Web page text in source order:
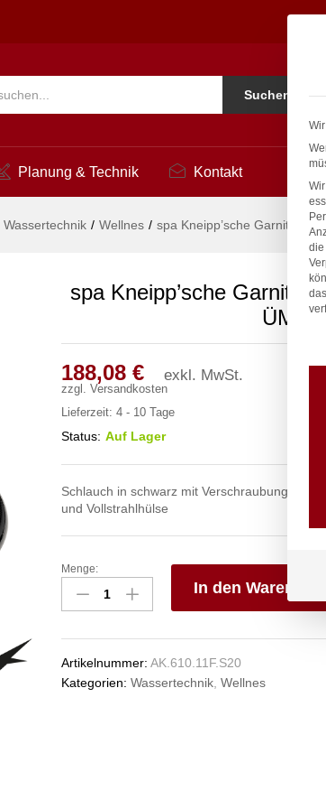
Suchen
Planung & Technik Kontakt
Wassertechnik / Wellnes / spa Kneipp’sche Garnitur 3/
spa Kneipp’sche Garnitur
ÜM
188,08 € exkl. MwSt.
zzgl. Versandkosten
Lieferzeit: 4 - 10 Tage
Status: Auf Lager
Schlauch in schwarz mit Verschraubungen
und Vollstrahlhülse
spa
Kneipp'sche
Garnitur
27mm
3/4"
Menge:
In den Warenkorb
Artikelnummer: AK.610.11F.S20
Kategorien: Wassertechnik, Wellnes
die